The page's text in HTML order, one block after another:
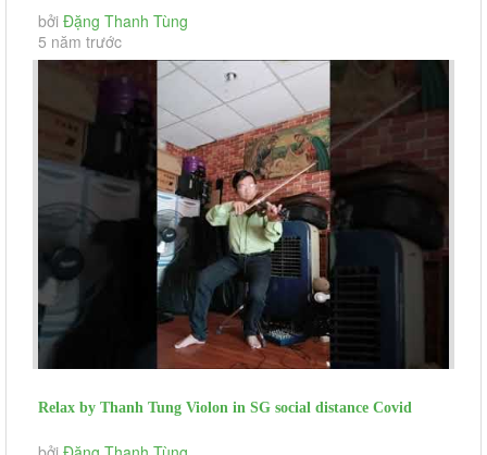
Khong Con Mua Thu VA...
bởi Đặng Thanh Tùng
5 năm trước
Relax by Thanh Tung Violon in SG social distance Covid
Niem Khuc Cuoi NTM...